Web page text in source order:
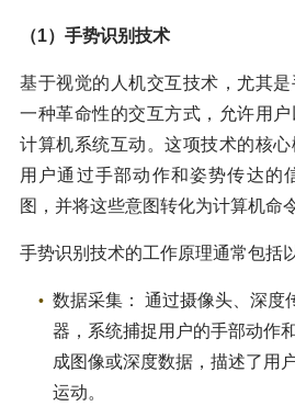
（1）手势识别技术
基于视觉的人机交互技术，尤其
一种革命性的交互方式，允许用
计算机系统互动。这项技术的核
用户通过手部动作和姿势传达的
图，并将这些意图转化为计算机命
手势识别技术的工作原理通常包括
数据采集： 通过摄像头、深度
器，系统捕捉用户的手部动作
成图像或深度数据，描述了用
运动。